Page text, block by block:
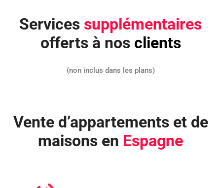
Services supplémentaires
offerts à nos clients
(non inclus dans les plans)
Vente d’appartements et de
maisons en Espagne